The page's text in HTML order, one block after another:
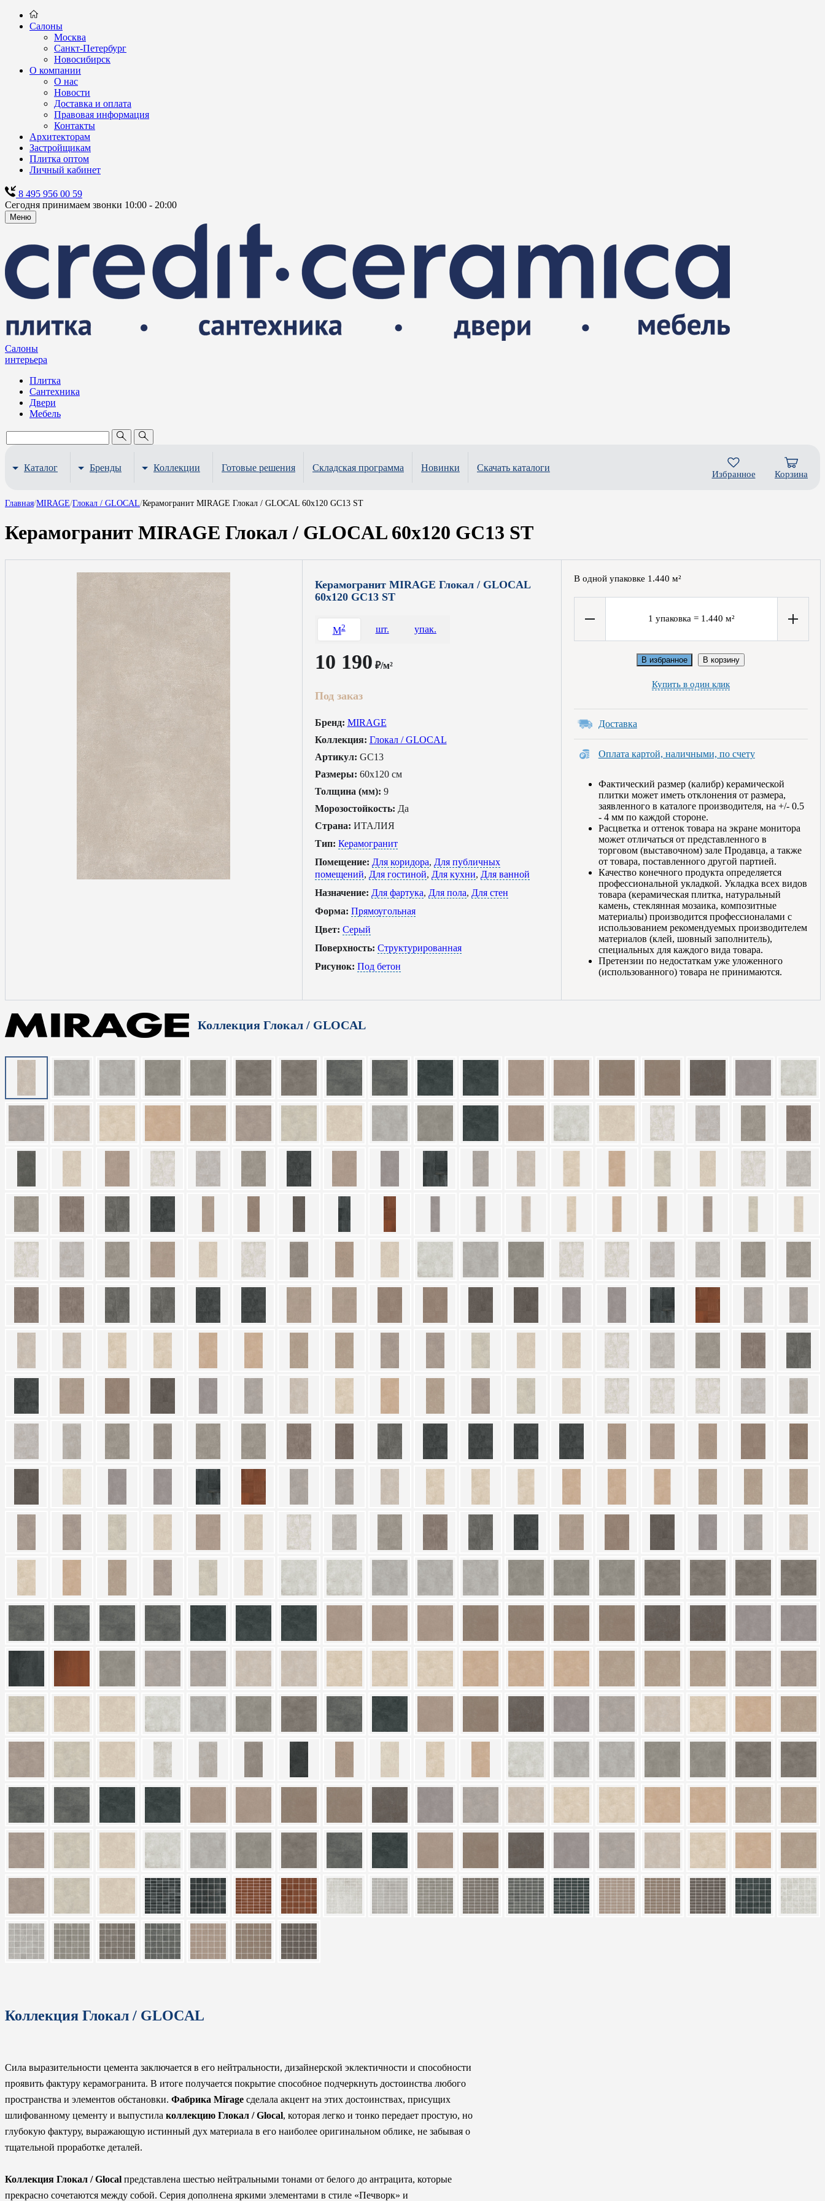
Салоны
Москва
Санкт-Петербург
Новосибирск
О компании
О нас
Новости
Доставка и оплата
Правовая информация
Контакты
Архитекторам
Застройщикам
Плитка оптом
Личный кабинет
8 495 956 00 59
Сегодня принимаем звонки 10:00 - 20:00
Меню
Салоны
интерьера
Плитка
Сантехника
Двери
Мебель
Каталог Бренды Коллекции Готовые решения Складская программа Новинки Скачать каталоги
Избранное Корзина
Главная/MIRAGE/Глокал / GLOCAL/Керамогранит MIRAGE Глокал / GLOCAL 60x120 GC13 ST
Керамогранит MIRAGE Глокал / GLOCAL 60x120 GC13 ST
Керамогранит MIRAGE Глокал / GLOCAL
60x120 GC13 ST
M2 шт. упак.
10 190 ₽/м²
Под заказ
Бренд: MIRAGE
Коллекция: Глокал / GLOCAL
Артикул: GC13
Размеры: 60x120 см
Толщина (мм): 9
Морозостойкость: Да
Страна: ИТАЛИЯ
Тип: Керамогранит
Помещение: Для коридора, Для публичных
помещений, Для гостиной, Для кухни, Для ванной
Назначение: Для фартука, Для пола, Для стен
Форма: Прямоугольная
Цвет: Серый
Поверхность: Структурированная
Рисунок: Под бетон
В одной упаковке 1.440 м²
1 упаковка = 1.440 м²
В избранное В корзину
Купить в один клик
Доставка
Оплата картой, наличными, по счету
Фактический размер (калибр) керамической
плитки может иметь отклонения от размера,
заявленного в каталоге производителя, на +/- 0.5
- 4 мм по каждой стороне.
Расцветка и оттенок товара на экране монитора
может отличаться от представленного в
торговом (выставочном) зале Продавца, а также
от товара, поставленного другой партией.
Качество конечного продукта определяется
профессиональной укладкой. Укладка всех видов
товара (керамическая плитка, натуральный
камень, стеклянная мозаика, композитные
материалы) производится профессионалами с
использованием рекомендуемых производителем
материалов (клей, шовный заполнитель),
специальных для каждого вида товара.
Претензии по недостаткам уже уложенного
(использованного) товара не принимаются.
Коллекция Глокал / GLOCAL
Коллекция Глокал / GLOCAL
Сила выразительности цемента заключается в его нейтральности, дизайнерской эклектичности и способности
проявить фактуру керамогранита. В итоге получается покрытие способное подчеркнуть достоинства любого
пространства и элементов обстановки. Фабрика Mirage сделала акцент на этих достоинствах, присущих
шлифованному цементу и выпустила коллекцию Глокал / Glocal, которая легко и тонко передает простую, но
глубокую фактуру, выражающую истинный дух материала в его наиболее оригинальном облике, не забывая о
тщательной проработке деталей.
Коллекция Глокал / Glocal представлена шестью нейтральными тонами от белого до антрацита, которые
прекрасно сочетаются между собой. Серия дополнена яркими элементами в стиле «Печворк» и